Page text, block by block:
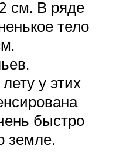
см. В ряде
тело
у этих
быстро
земле.